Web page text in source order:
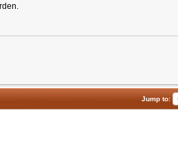
Jump to: